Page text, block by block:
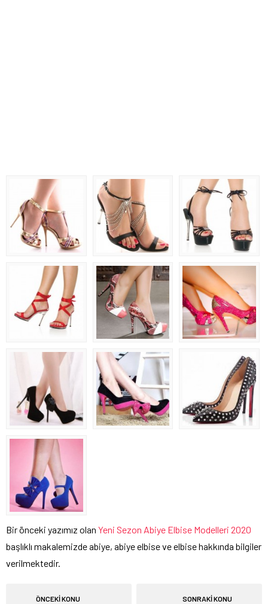
Bir önceki yazımız olan Yeni Sezon Abiye Elbise Modelleri 2020
başlıklı makalemizde abiye, abiye elbise ve elbise hakkında bilgiler
verilmektedir.
ÖNCEKİ KONU SONRAKİ KONU